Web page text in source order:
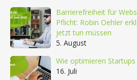
Barrierefreiheit für
Pflicht: Robin Oehler
jetzt tun müssen
5. August
Wie optimieren
16. Juli